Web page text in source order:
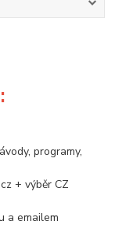
programy,
+ výběr CZ
a emailem